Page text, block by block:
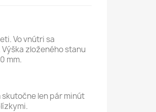
Vo vnútri sa
zloženého stanu
mm.
len pár minút